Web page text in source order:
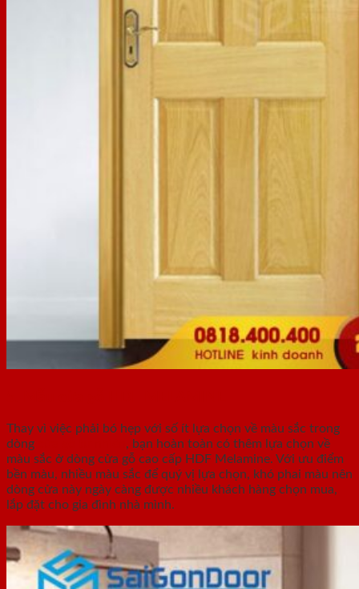
Thay vì việc phải bó hẹp với số ít lựa chọn về màu sắc trong
dòng
, bạn hoàn toàn có thêm lựa chọn về
màu sắc ở dòng cửa gỗ cao cấp HDF Melamine. Với ưu điểm
bền màu, nhiều màu sắc để quý vị lựa chọn, khó phai màu nên
dòng cửa này ngày càng được nhiều khách hàng chọn mua,
lắp đặt cho gia đình nhà mình.